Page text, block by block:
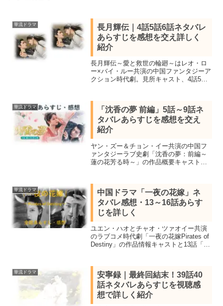
華流ドラマ
長月輝伝｜4話5話6話ネタバレ
あらすじを感想を交え詳しく
紹介
長月輝伝～愛と救世の輪廻～はレオ・ロ
ー×バイ・ルー共演の中国ファンタジーア
クション時代劇。見所キャスト、4話5話6
った王子と仙女の壮大な愛と憎しみ。
華流ドラマ
「沈香の夢 前編」5話～9話ネ
タバレあらすじを感想を交え
紹介
ヤン・ズー＆チョン・イー共演の中国フ
ァンタジーラブ史劇「沈香の夢：前編～
蓮の花芳る時～」の作品概要キャスト＆5
のランキングで1位を獲得した超話題作
華流ドラマ
中国ドラマ「一夜の花嫁」ネ
タバレ感想・13～16話あらす
じを詳しく
ユエン・ハオとチャオ・ツァオイー共演
のラブコメ時代劇「一夜の花嫁Pirates of
Destiny」の作品情報キャストと13話「黒
タバレあらすじを感想を交え紹介。
華流ドラマ
安寧録｜最終回結末！39話40
話ネタバレあらすじを視聴感
想で詳しく紹介